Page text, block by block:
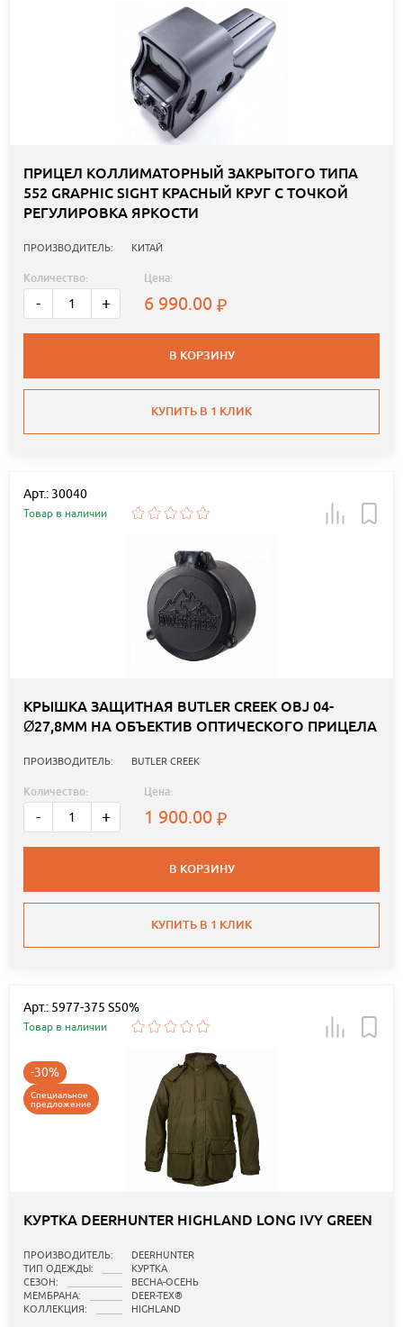
ПРИЦЕЛ КОЛЛИМАТОРНЫЙ ЗАКРЫТОГО ТИПА
552 GRAPHIC SIGHT КРАСНЫЙ КРУГ С ТОЧКОЙ
РЕГУЛИРОВКА ЯРКОСТИ
ПРОИЗВОДИТЕЛЬ: КИТАЙ
Количество:
- +
Цена:
6 990.00
В КОРЗИНУ
КУПИТЬ В 1 КЛИК
Арт.: 30040
Товар в наличии
КРЫШКА ЗАЩИТНАЯ BUTLER CREEK OBJ 04-
Ø27,8ММ НА ОБЪЕКТИВ ОПТИЧЕСКОГО ПРИЦЕЛА
ПРОИЗВОДИТЕЛЬ: BUTLER CREEK
Количество:
- +
Цена:
1 900.00
В КОРЗИНУ
КУПИТЬ В 1 КЛИК
Арт.: 5977-375 S50%
Товар в наличии
-30%
Специальное
предложение
КУРТКА DEERHUNTER HIGHLAND LONG IVY GREEN
ПРОИЗВОДИТЕЛЬ:
DEERHUNTER
ТИП ОДЕЖДЫ:
КУРТКА
СЕЗОН:
ВЕСНА-ОСЕНЬ
МЕМБРАНА:
DEER-TEX®
КОЛЛЕКЦИЯ:
HIGHLAND